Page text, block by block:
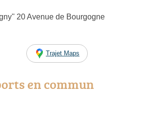
20 Avenue de Bourgogne
Trajet Maps
en commun